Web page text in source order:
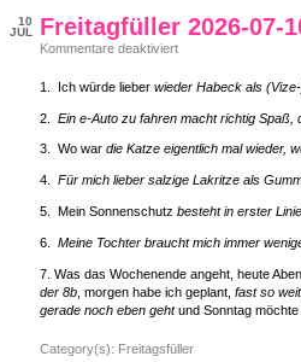
10
JUL
Freitagfüller 2026-07-
Kommentare deaktiviertfür
07-
1. Ich würde lieber wieder Habeck als
2. Ein e-Auto zu fahren macht richtig Spaß,
3. Wo war die Katze eigentlich mal wieder,
4. Für mich lieber salzige Lakritze als
5. Mein Sonnenschutz besteht in erster
6. Meine Tochter braucht mich immer
7. Was das Wochenende angeht, heute
der 8b , morgen habe ich geplant, fast so
gerade noch eben gehtund Sonntag möchte
Category(s): Freitagsfüller